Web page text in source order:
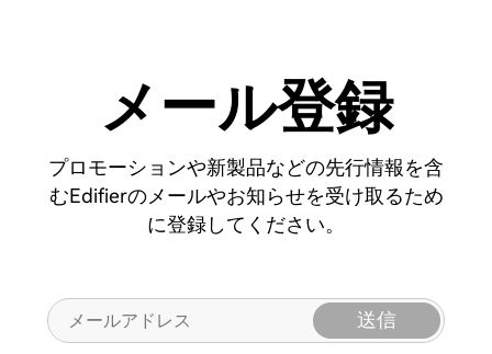
メール登録
プロモーションや新製品などの先行情報を含
むEdifierのメールやお知らせを受け取るため
に登録してください。
送信